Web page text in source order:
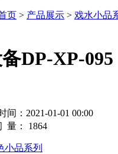
页 > 产品展示 > 戏水小品
DP-XP-095
间： 2021-01-01 00:00
量：
1864
小品系列